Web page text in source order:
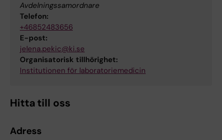
Avdelningssamordnare
Telefon:
+46852483656
E-post:
jelena.pekic@ki.se
Organisatorisk tillhörighet:
Institutionen för laboratoriemedicin
Hitta till oss
Adress